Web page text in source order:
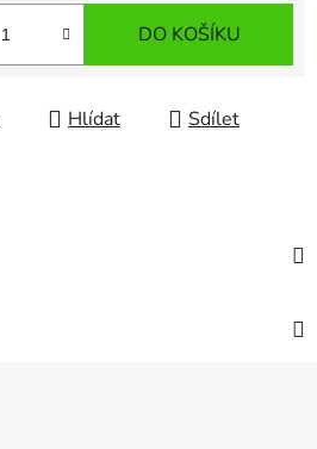
DO KOŠÍKU
Hlídat Sdílet